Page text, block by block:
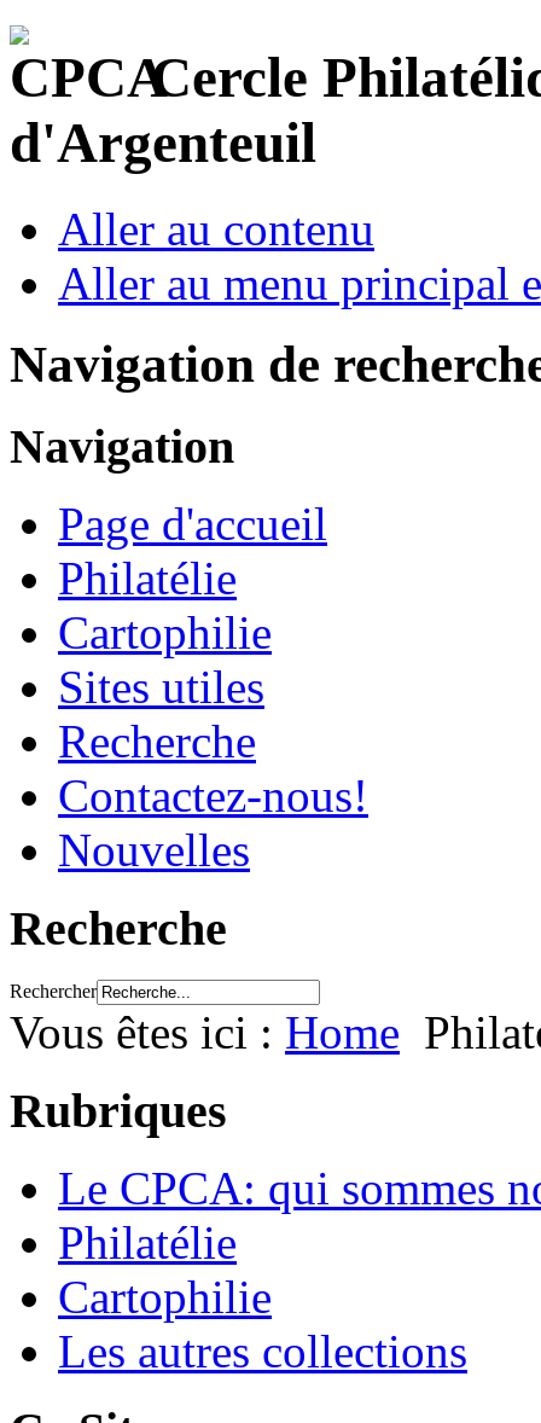
Cercle
d'Argenteuil
Aller au contenu
Aller au menu principal
Navigation de
Navigation
Page d'accueil
Philatélie
Cartophilie
Sites utiles
Recherche
Contactez-nous!
Nouvelles
Recherche
Rechercher
Vous êtes ici : Home
Rubriques
Le CPCA: qui sommes
Philatélie
Cartophilie
Les autres collections